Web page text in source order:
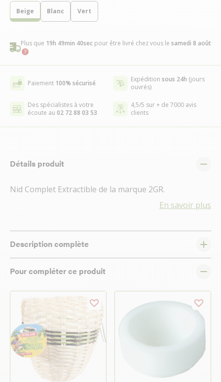
Beige Blanc Vert
Plus que 19h 49min 40sec pour être livré chez vous le samedi 8 août
Paiement 100% sécurisé Expédition sous 24h (jours
ouvrés)
Des spécialistes à votre
écoute au 02 72 88 03 53
4,5/5 sur + de 7000 avis
clients
Détails produit
Nid Complet Extractible de la marque 2GR.
En savoir plus
Description complète
Pour compléter ce produit